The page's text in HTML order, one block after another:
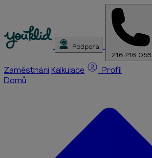
Podpora
216 216 056
Zaměstnání Kalkulace
Profil
Domů